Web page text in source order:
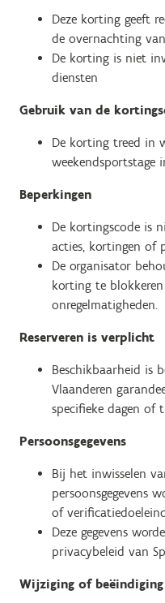
Deze korting geeft
de overnachting
De korting is niet
diensten
Gebruik van de
De korting treed in
weekendsportstage
Beperkingen
De kortingscode is
acties, kortingen of
De organisator
korting te
onregelmatigheden.
Reserveren is verplicht
Beschikbaarheid is
Vlaanderen
specifieke dagen of
Persoonsgegevens
Bij het inwisselen
persoonsgegevens
of
Deze gegevens
privacybeleid van
Wijziging of